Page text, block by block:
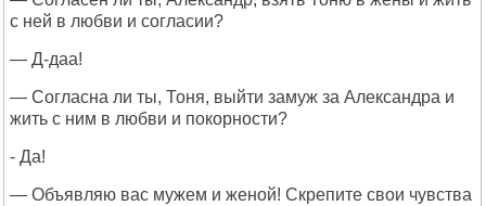
с ней в любви и согласии?
— Д-даа!
— Согласна ли ты, Тоня, выйти замуж за Александра и
жить с ним в любви и покорности?
- Да!
— Объявляю вас мужем и женой! Скрепите свои чувства